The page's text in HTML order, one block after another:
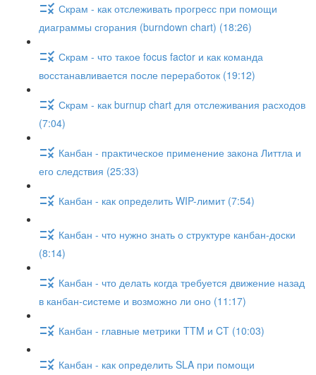
Скрам - как отслеживать прогресс при помощи
диаграммы сгорания (burndown chart) (18:26)
Скрам - что такое focus factor и как команда
восстанавливается после переработок (19:12)
Скрам - как burnup chart для отслеживания расходов
(7:04)
Канбан - практическое применение закона Литтла и
его следствия (25:33)
Канбан - как определить WIP-лимит (7:54)
Канбан - что нужно знать о структуре канбан-доски
(8:14)
Канбан - что делать когда требуется движение назад
в канбан-системе и возможно ли оно (11:17)
Канбан - главные метрики TTM и CT (10:03)
Канбан - как определить SLA при помощи